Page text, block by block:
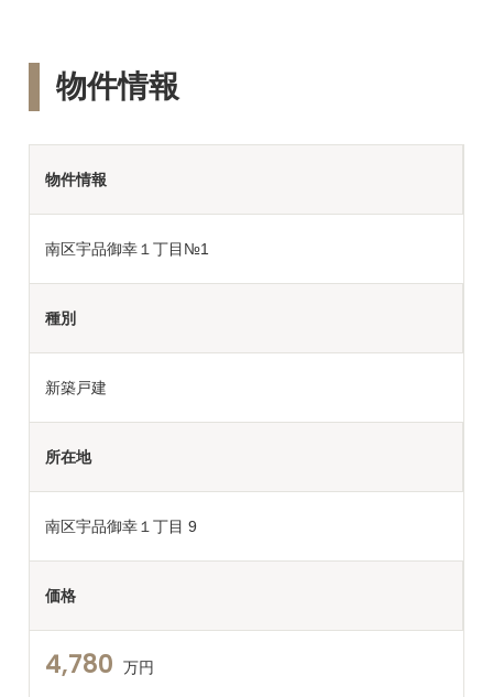
物件情報
物件情報
南区宇品御幸１丁目№1
種別
新築戸建
所在地
南区宇品御幸１丁目 9
価格
4,780 万円